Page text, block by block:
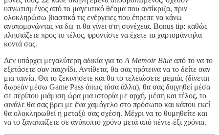
υπνωτισμένος από το μαγευτικό θέαμα που αντίκριζα, πριν
ολοκληρώσω βιαστικά τις ενέργειες που έπρεπε να κάνω
ανυπομονώντας να δω τι θα γίνει στη συνέχεια. Bonus tip: καθώς
πλησιάζετε προς το τέλος, φροντίστε να έχετε τα χαρτομάντηλα
κοντά σας.
Δεν υπάρχει μεγαλύτερη αδικία για το A Memoir Blue από το να το
εξετάσετε σαν παιχνίδι. Αντίθετα, θα σας πρότεινα να το δείτε σαν
μια ταινία. Θα το ξεκινήσετε και θα το τελειώσετε μεμιάς (δίνεται
δωρεάν μέσω Game Pass όπως τόσα άλλα), θα σας διηγηθεί μέσα
σε περίπου μιάμιση ώρα μια ιστορία με αρχή, μέση και τέλος, το
φινάλε θα σας βρει με ένα χαμόγελο στο πρόσωπο και κάπου εκεί
θα ολοκληρωθεί η μεταξύ σας σχέση. Μέχρι να το θυμηθείτε και
να το ξαναπαίξετε σε ανύποπτο χρόνο μετά από πέντε-έξι χρόνια.